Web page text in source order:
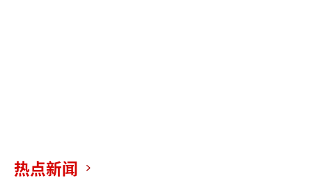
热点新闻